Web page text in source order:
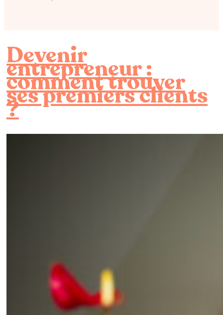
Devenir
entrepreneur :
comment trouver
ses premiers clients
?